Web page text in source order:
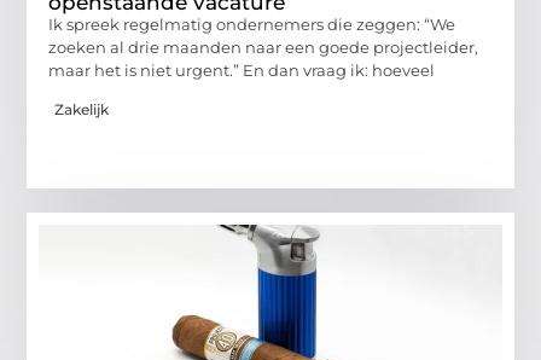
Ik spreek regelmatig ondernemers die zeggen: “We
zoeken al drie maanden naar een goede projectleider,
maar het is niet urgent.” En dan vraag ik: hoeveel
Zakelijk